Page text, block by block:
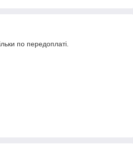
по передоплаті.